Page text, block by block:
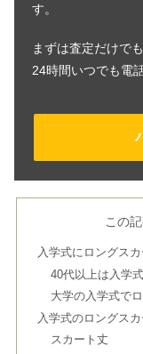
す。
まずは査定だけでも
24時間いつでも電
この
入学式にロングス
40代以上は入学
大学の入学式で
入学式のロングス
スカート丈